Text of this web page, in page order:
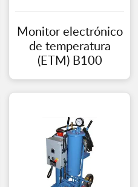
Monitor electrónico
de temperatura
(ETM) B100